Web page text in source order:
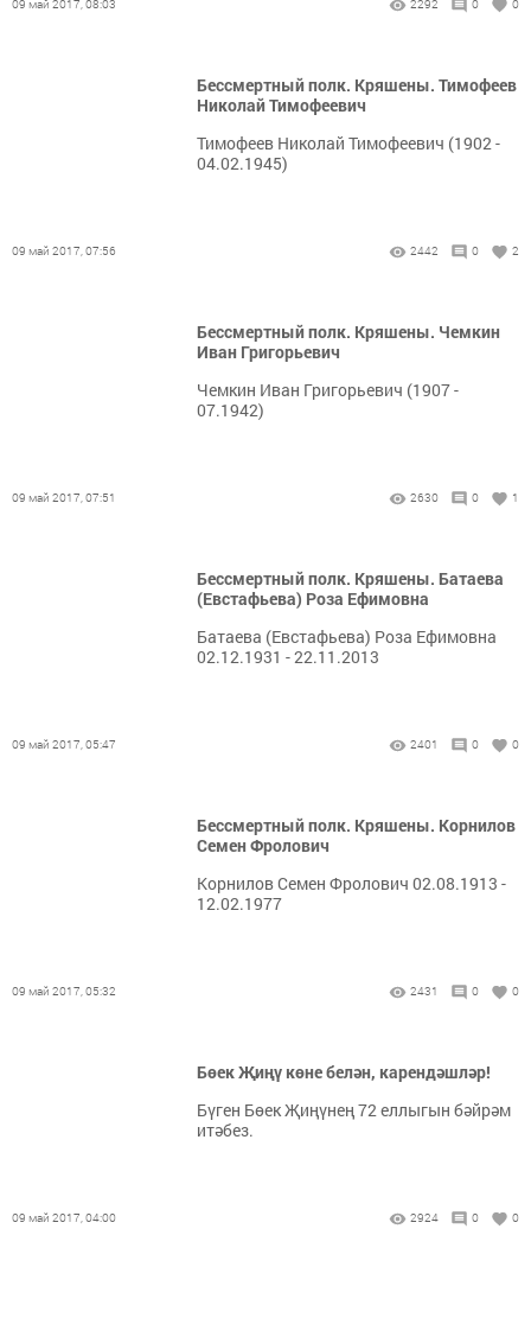
09 май 2017, 08:03 2292 0 0
Бессмертный полк. Кряшены. Тимофеев
Николай Тимофеевич
Тимофеев Николай Тимофеевич (1902 -
04.02.1945)
09 май 2017, 07:56 2442 0 2
Бессмертный полк. Кряшены. Чемкин
Иван Григорьевич
Чемкин Иван Григорьевич (1907 -
07.1942)
09 май 2017, 07:51 2630 0 1
Бессмертный полк. Кряшены. Батаева
(Евстафьева) Роза Ефимовна
Батаева (Евстафьева) Роза Ефимовна
02.12.1931 - 22.11.2013
09 май 2017, 05:47 2401 0 0
Бессмертный полк. Кряшены. Корнилов
Семен Фролович
Корнилов Семен Фролович 02.08.1913 -
12.02.1977
09 май 2017, 05:32 2431 0 0
Бөек Җиңү көне белән, карендәшләр!
Бүген Бөек Җиңүнең 72 еллыгын бәйрәм
итәбез.
09 май 2017, 04:00 2924 0 0